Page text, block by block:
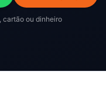
cartão ou dinheiro